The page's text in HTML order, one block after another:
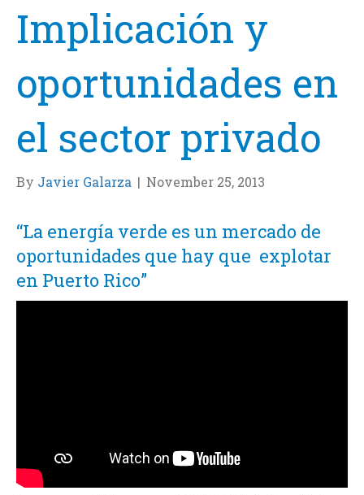
Implicación y
oportunidades en
el sector privado
By Javier Galarza | November 25, 2013
“La energía verde es un mercado de
oportunidades que hay que explotar
en Puerto Rico”